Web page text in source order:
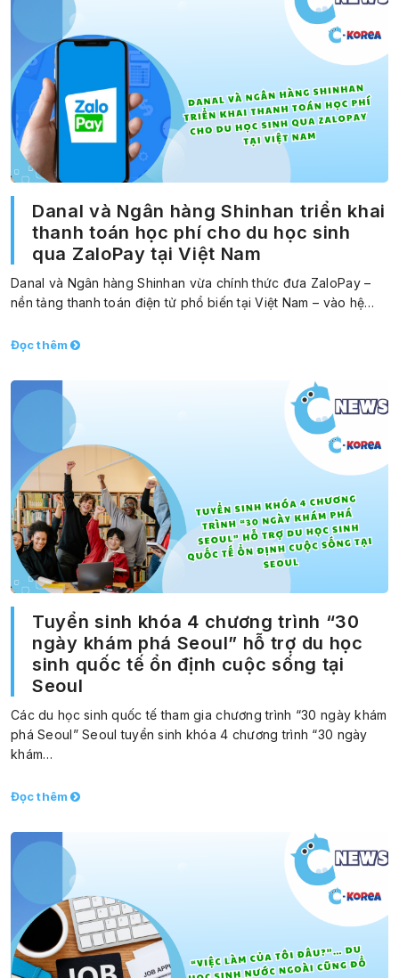
Danal và Ngân hàng Shinhan triển khai
thanh toán học phí cho du học sinh
qua ZaloPay tại Việt Nam
Danal và Ngân hàng Shinhan vừa chính thức đưa ZaloPay –
nền tảng thanh toán điện tử phổ biến tại Việt Nam – vào hệ…
Đọc thêm
Tuyển sinh khóa 4 chương trình “30
ngày khám phá Seoul” hỗ trợ du học
sinh quốc tế ổn định cuộc sống tại
Seoul
Các du học sinh quốc tế tham gia chương trình “30 ngày khám
phá Seoul” Seoul tuyển sinh khóa 4 chương trình “30 ngày
khám…
Đọc thêm